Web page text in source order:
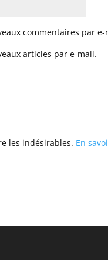
commentaires par e-
articles par e-mail.
les indésirables. En